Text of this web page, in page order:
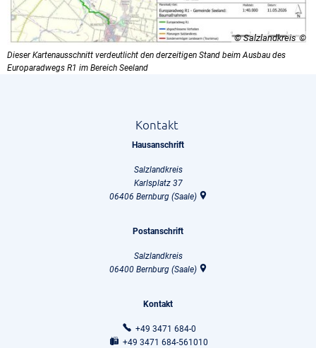
© Salzlandkreis
Dieser Kartenausschnitt verdeutlicht den derzeitigen Stand beim Ausbau des
Europaradwegs R1 im Bereich Seeland
Kontakt
Hausanschrift
Salzlandkreis
Karlsplatz 37
06406 Bernburg (Saale)
Postanschrift
Salzlandkreis
06400 Bernburg (Saale)
Kontakt
+49 3471 684-0
+49 3471 684-561010